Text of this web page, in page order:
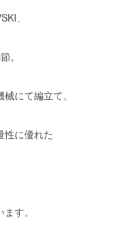
、
。
にて編立て。
性に優れた
す。